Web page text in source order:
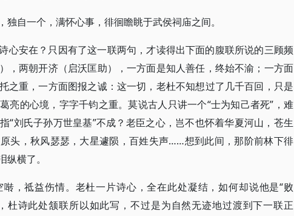
自一个，满怀心事，徘徊瞻眺于武侯祠庙之间。
心安在？只因有了这一联两句，才读得出下面的腹联所说的三顾频
，两朝开济（启沃匡助），一方面是知人善任，终始不渝；一方面
之重，一方面图报之诚：这一切，老杜不知想过了几千百回，只是
亮的心境，字字千钧之重。莫说古人只讲一个“士为知己者死”，难
“刘氏子孙万世皇基”不成？老臣之心，岂不也怀着华夏河山，苍生
头，秋风瑟瑟，大星遽陨，百姓失声……想到此间，那阶前林下徘
横了。
，祗益伤情。老杜一片诗心，全在此处凝结，如何却说他是“败
杜诗此处颔联所以如此写，不过是为自然无迹地过渡到下一联正